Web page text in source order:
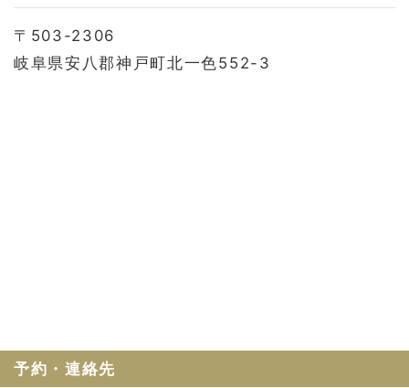
〒503-2306
岐阜県安八郡神戸町北一色552-3
予約・連絡先